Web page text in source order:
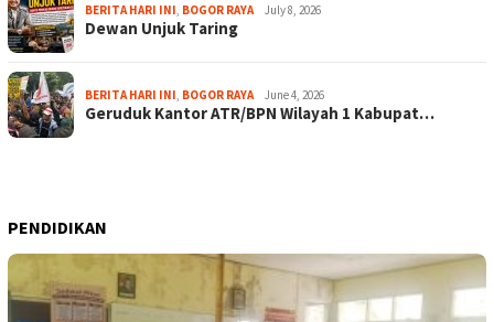
BERITA HARI INI BOGOR RAYA July 8, 2026
Dewan Unjuk Taring
BERITA HARI INI BOGOR RAYA June 4, 2026
Geruduk Kantor ATR/BPN Wilayah 1 Kabupat…
PENDIDIKAN